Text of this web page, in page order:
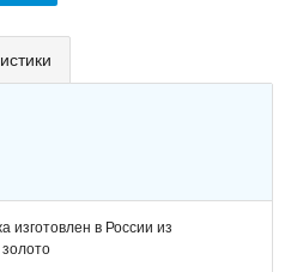
изготовлен в России из